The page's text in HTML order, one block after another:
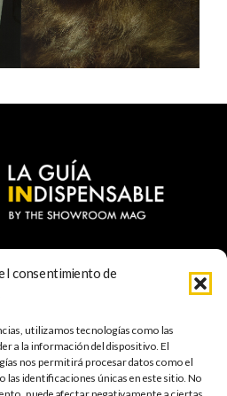
consentimiento de
utilizamos tecnologías como las
a la información del dispositivo. El
nos permitirá procesar datos como el
identificaciones únicas en este sitio. No
- Rosti Family Group S.L.
Cruz de Tenerife (ES)
MÚSICAGASTRONOMÍA